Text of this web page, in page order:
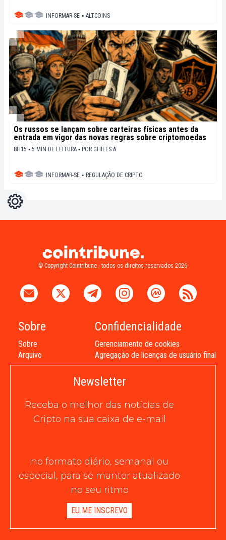
INFORMAR-SE ▪ ALTCOINS
Os russos se lançam sobre carteiras físicas antes da
entrada em vigor das novas regras sobre criptomoedas
8H15 ▪ 5 MIN DE LEITURA ▪ POR GHILES A.
INFORMAR-SE ▪ REGULAÇÃO DE CRIPTO
Configurações
© Copyright Cointribune - todos os direitos reservados 2026
Sobre
Sobre
Arquivo
Confidencialidade
Gerenciamento de cookies
Agregação de licenças de usuário final
Newsletter
Receba o melhor das notícias de
Cripto na sua caixa de e-mail
no formato diário, semanal ou
especial, para se manter atualizado
no seu ritmo
EU ME INSCREVO